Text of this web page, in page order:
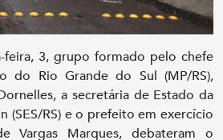
feira, 3, grupo formado pelo chefe
do Rio Grande do Sul (MP/RS),
a secretária de Estado da
(SES/RS) e o prefeito em exercício
Vargas Marques, debateram o